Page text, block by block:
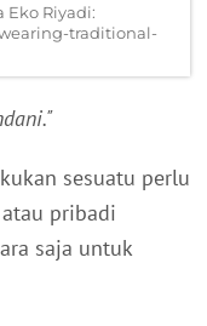
Eko Riyadi:
traditional-
sesuatu perlu
pribadi
saja untuk